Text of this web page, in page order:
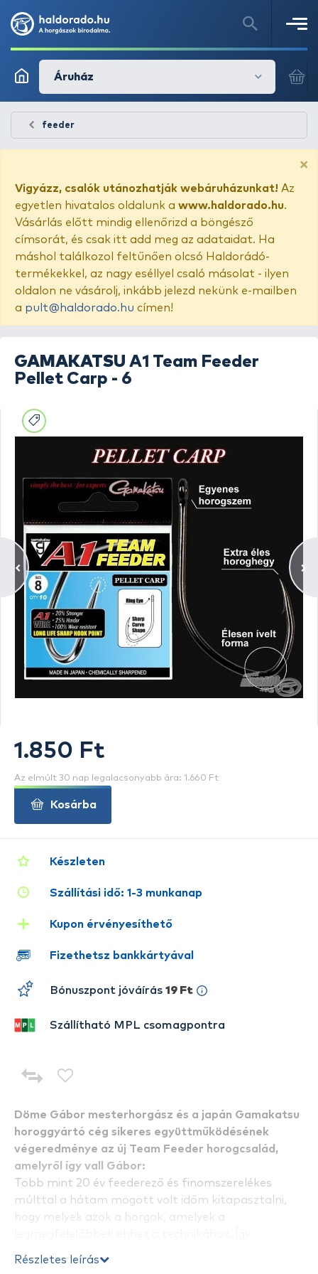
Áruház
feeder
×
Vigyázz, csalók utánozhatják webáruházunkat! Az
egyetlen hivatalos oldalunk a www.haldorado.hu.
Vásárlás előtt mindig ellenőrizd a böngésző
címsorát, és csak itt add meg az adataidat. Ha
máshol találkozol feltűnően olcsó Haldorádó-
termékekkel, az nagy eséllyel csaló másolat - ilyen
oldalon ne vásárolj, inkább jelezd nekünk e-mailben
a pult@haldorado.hu címen!
GAMAKATSU A1 Team Feeder
Pellet Carp - 6
Döme Gábor mesterhorgász és a japán Gamakatsu
horoggyártó cég sikeres együttműködésének
végeredménye az új Team Feeder horogcsalád,
amelyről így vall Gábor:
Több mint 20 év feederező és finomszerelékes
múlttal a hátam mögött volt időm kitapasztalni,
hogy melyek azok a horgok, amelyek a
Részletes leírás
Készleten
Szállítási idő: 1-3 munkanap
Kupon érvényesíthető
Fizethetsz bankkártyával
Bónuszpont jóváírás 19 Ft
Szállítható MPL csomagpontra
1.850 Ft
Az elmúlt 30 nap legalacsonyabb ára: 1.660 Ft
Kosárba